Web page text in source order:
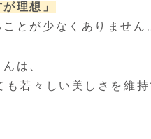
理想」
とが少なくありません
は、
も若々しい美しさを維